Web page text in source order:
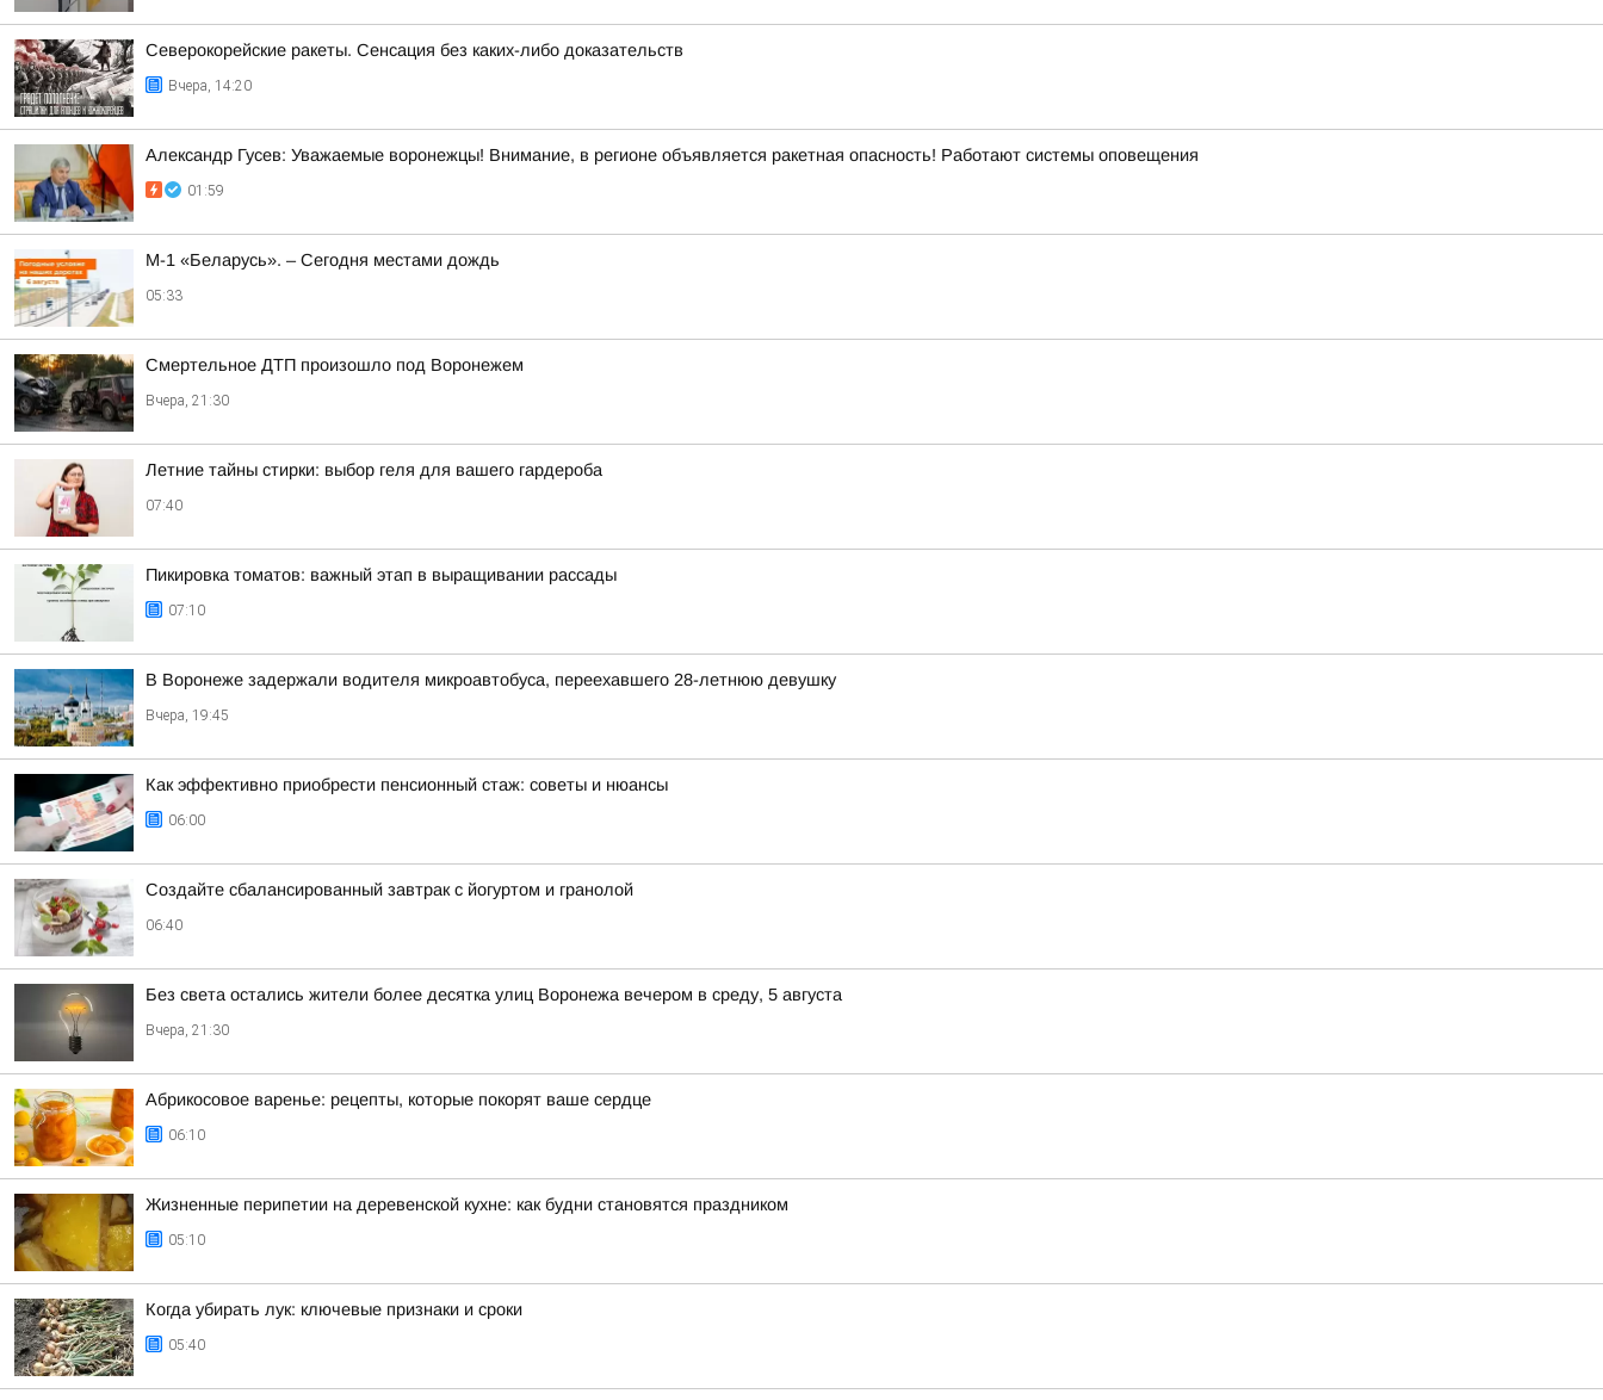
Северокорейские ракеты. Сенсация без каких-либо доказательств
Вчера, 14:20
Александр Гусев: Уважаемые воронежцы! Внимание, в регионе объявляется ракетная опасность! Работают системы оповещения
01:59
М-1 «Беларусь». – Сегодня местами дождь
05:33
Смертельное ДТП произошло под Воронежем
Вчера, 21:30
Летние тайны стирки: выбор геля для вашего гардероба
07:40
Пикировка томатов: важный этап в выращивании рассады
07:10
В Воронеже задержали водителя микроавтобуса, переехавшего 28-летнюю девушку
Вчера, 19:45
Как эффективно приобрести пенсионный стаж: советы и нюансы
06:00
Создайте сбалансированный завтрак с йогуртом и гранолой
06:40
Без света остались жители более десятка улиц Воронежа вечером в среду, 5 августа
Вчера, 21:30
Абрикосовое варенье: рецепты, которые покорят ваше сердце
06:10
Жизненные перипетии на деревенской кухне: как будни становятся праздником
05:10
Когда убирать лук: ключевые признаки и сроки
05:40